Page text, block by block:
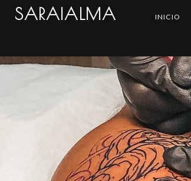
SARAIALMA INICIO